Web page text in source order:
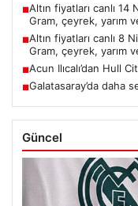
■Altın fiyatları canlı
Gram, çeyrek, yarım
■Altın fiyatları canlı 8
Gram, çeyrek, yarım
■Acun Ilıcalı’dan Hull
■Galatasaray’da daha
Güncel